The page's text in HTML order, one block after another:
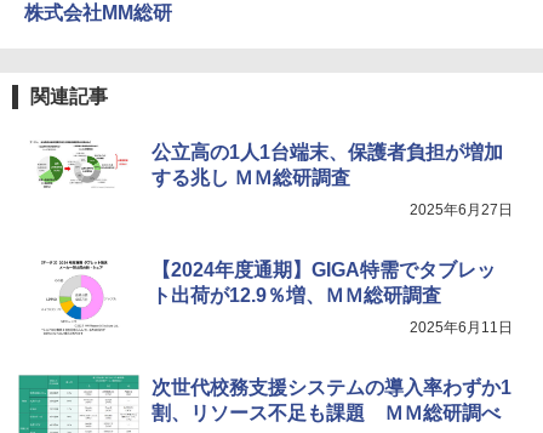
5
みんな大好き！ ヤマザキパン シールBO
OK（重版：10月上旬発送） (TJMOOK)
￥849
￥4,722
株式会社MM総研
関連記事
公立高の1人1台端末、保護者負担が増加
する兆し ＭＭ総研調査
2025年6月27日
【2024年度通期】GIGA特需でタブレッ
ト出荷が12.9％増、ＭＭ総研調査
2025年6月11日
次世代校務支援システムの導入率わずか1
割、リソース不足も課題 ＭＭ総研調べ